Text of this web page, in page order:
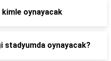
kimle oynayacak
stadyumda oynayacak?